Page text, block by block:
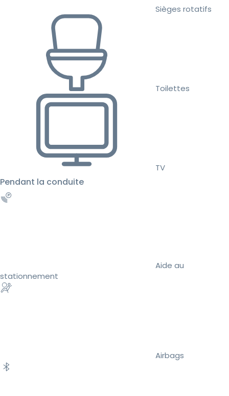
Sièges rotatifs
Toilettes
TV
Pendant la conduite
Aide au
stationnement
Airbags